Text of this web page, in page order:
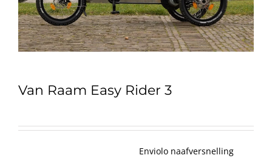
Van Raam Easy Rider 3
Enviolo naafversnelling